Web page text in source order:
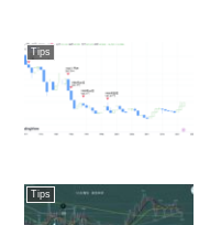
Tips
Tips